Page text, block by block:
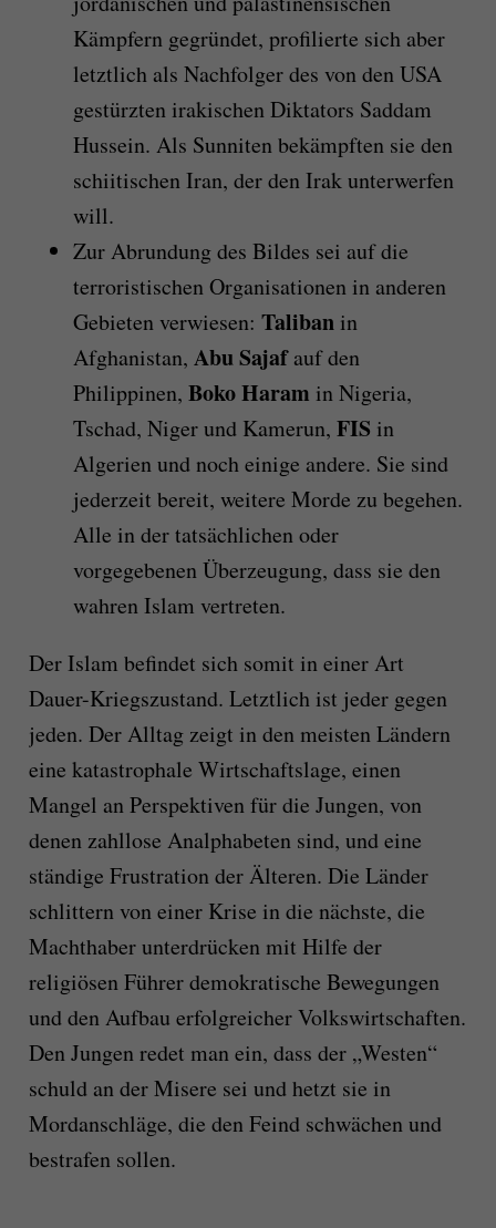
Kämpfern gegründet, profilierte sich aber
letztlich als Nachfolger des von den USA
gestürzten irakischen Diktators Saddam
Hussein. Als Sunniten bekämpften sie den
schiitischen Iran, der den Irak unterwerfen
will.
Zur Abrundung des Bildes sei auf die
terroristischen Organisationen in anderen
Gebieten verwiesen: Talibanin
Afghanistan, Abu Sajafauf den
Philippinen, Boko Haram in Nigeria,
Tschad, Niger und Kamerun, FIS in
Algerien und noch einige andere. Sie sind
jederzeit bereit, weitere Morde zu begehen.
Alle in der tatsächlichen oder
vorgegebenen Überzeugung, dass sie den
wahren Islam vertreten.
Der Islam befindet sich somit in einer Art
Dauer-Kriegszustand. Letztlich ist jeder gegen
jeden. Der Alltag zeigt in den meisten Ländern
eine katastrophale Wirtschaftslage, einen
Mangel an Perspektiven für die Jungen, von
denen zahllose Analphabeten sind, und eine
ständige Frustration der Älteren. Die Länder
schlittern von einer Krise in die nächste, die
Machthaber unterdrücken mit Hilfe der
religiösen Führer demokratische Bewegungen
und den Aufbau erfolgreicher Volkswirtschaften.
Den Jungen redet man ein, dass der „Westen“
schuld an der Misere sei und hetzt sie in
Mordanschläge, die den Feind schwächen und
bestrafen sollen.